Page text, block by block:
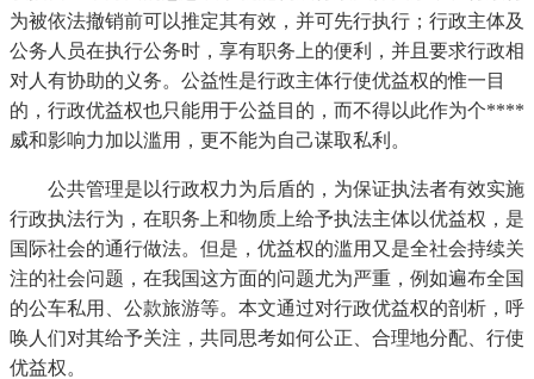
为被依法撤销前可以推定其有效，并可先行执行；行政主体及
公务人员在执行公务时，享有职务上的便利，并且要求行政相
对人有协助的义务。公益性是行政主体行使优益权的惟一目
的，行政优益权也只能用于公益目的，而不得以此作为个****
威和影响力加以滥用，更不能为自己谋取私利。
公共管理是以行政权力为后盾的，为保证执法者有效实施
行政执法行为，在职务上和物质上给予执法主体以优益权，是
国际社会的通行做法。但是，优益权的滥用又是全社会持续关
注的社会问题，在我国这方面的问题尤为严重，例如遍布全国
的公车私用、公款旅游等。本文通过对行政优益权的剖析，呼
唤人们对其给予关注，共同思考如何公正、合理地分配、行使
优益权。